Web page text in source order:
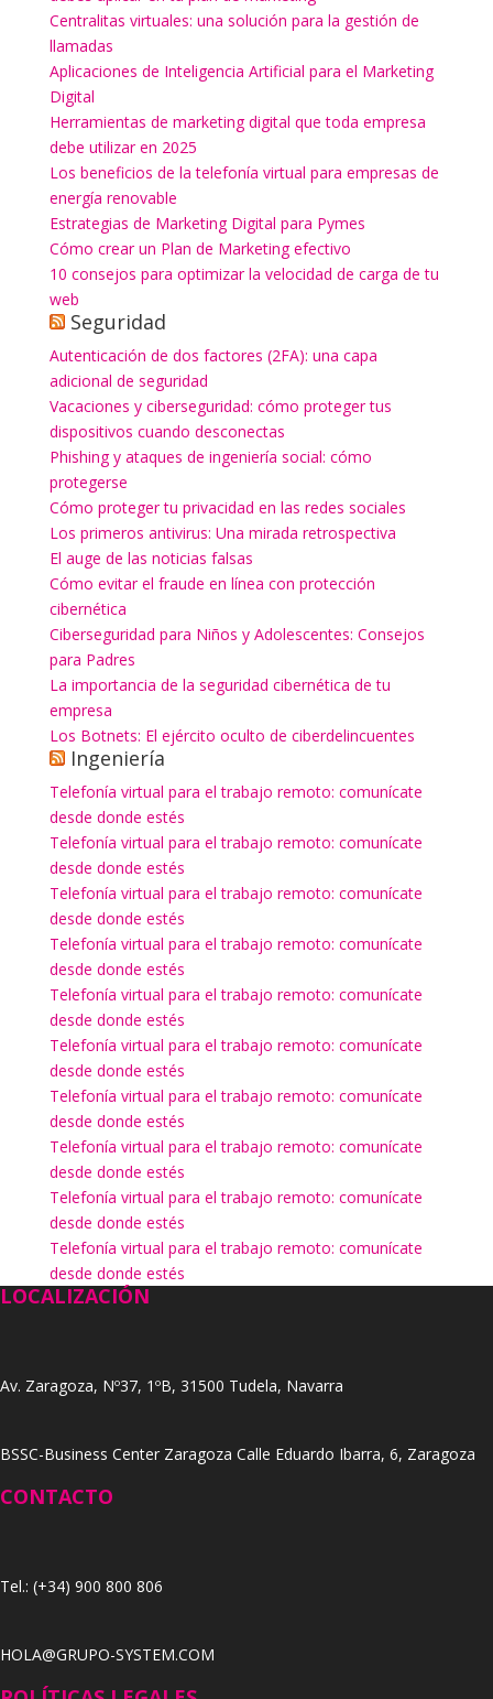
Centralitas virtuales: una solución para la gestión de
llamadas
Aplicaciones de Inteligencia Artificial para el Marketing
Digital
Herramientas de marketing digital que toda empresa
debe utilizar en 2025
Los beneficios de la telefonía virtual para empresas de
energía renovable
Estrategias de Marketing Digital para Pymes
Cómo crear un Plan de Marketing efectivo
10 consejos para optimizar la velocidad de carga de tu
web
Seguridad
Autenticación de dos factores (2FA): una capa
adicional de seguridad
Vacaciones y ciberseguridad: cómo proteger tus
dispositivos cuando desconectas
Phishing y ataques de ingeniería social: cómo
protegerse
Cómo proteger tu privacidad en las redes sociales
Los primeros antivirus: Una mirada retrospectiva
El auge de las noticias falsas
Cómo evitar el fraude en línea con protección
cibernética
Ciberseguridad para Niños y Adolescentes: Consejos
para Padres
La importancia de la seguridad cibernética de tu
empresa
Los Botnets: El ejército oculto de ciberdelincuentes
Ingeniería
Telefonía virtual para el trabajo remoto: comunícate
desde donde estés
Telefonía virtual para el trabajo remoto: comunícate
desde donde estés
Telefonía virtual para el trabajo remoto: comunícate
desde donde estés
Telefonía virtual para el trabajo remoto: comunícate
desde donde estés
Telefonía virtual para el trabajo remoto: comunícate
desde donde estés
Telefonía virtual para el trabajo remoto: comunícate
desde donde estés
Telefonía virtual para el trabajo remoto: comunícate
desde donde estés
Telefonía virtual para el trabajo remoto: comunícate
desde donde estés
Telefonía virtual para el trabajo remoto: comunícate
desde donde estés
Telefonía virtual para el trabajo remoto: comunícate
desde donde estés
LOCALIZACIÓN
Av. Zaragoza, Nº37, 1ºB, 31500 Tudela, Navarra
BSSC-Business Center Zaragoza Calle Eduardo Ibarra, 6, Zaragoza
CONTACTO
Tel.: (+34) 900 800 806
HOLA@GRUPO-SYSTEM.COM